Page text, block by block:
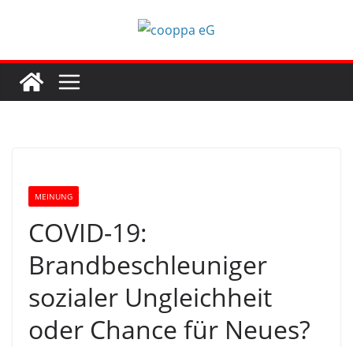
MEINUNG
COVID-19:
Brandbeschleuniger
sozialer Ungleichheit
oder Chance für Neues?